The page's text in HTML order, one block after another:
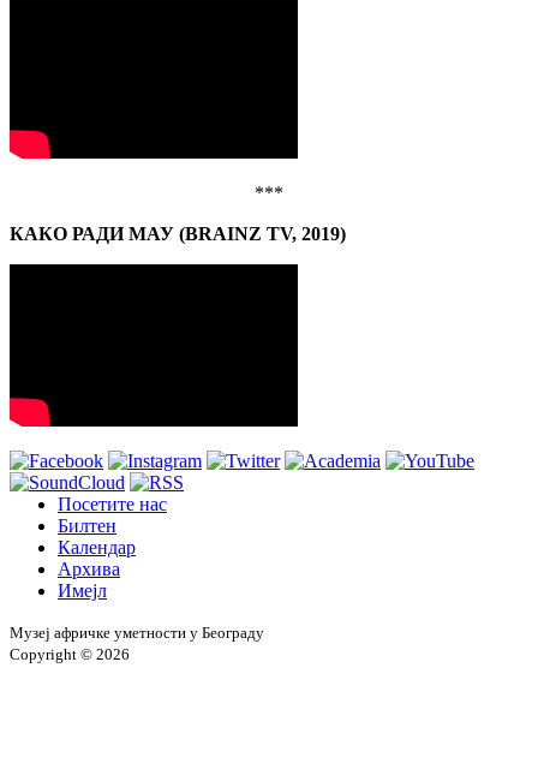
***
КАКО РАДИ МАУ (BRAINZ TV, 2019)
Посетите нас
Билтен
Календар
Архива
Имејл
Музеј афричке уметности у Београду
Copyright © 2026